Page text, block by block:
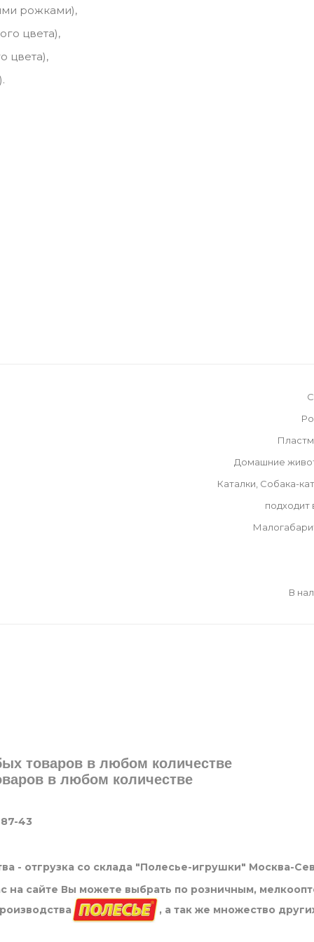
рожками),
цвета),
цвета),
Домашние
Каталки, Собака-
подходит
В
товаров в любом количестве
в любом количестве
43
- отгрузка со склада "Полесье-игрушки" Москва-
на сайте Вы можете выбрать по розничным,
, а так же множество